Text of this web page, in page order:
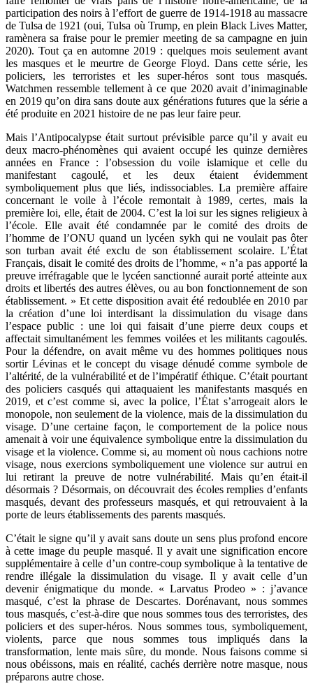
participation des noirs à l’effort de guerre de 1914-1918 au massacre
de Tulsa de 1921 (oui, Tulsa où Trump, en plein Black Lives Matter,
ramènera sa fraise pour le premier meeting de sa campagne en juin
2020). Tout ça en automne 2019 : quelques mois seulement avant
les masques et le meurtre de George Floyd. Dans cette série, les
policiers, les terroristes et les super-héros sont tous masqués.
Watchmen ressemble tellement à ce que 2020 avait d’inimaginable
en 2019 qu’on dira sans doute aux générations futures que la série a
été produite en 2021 histoire de ne pas leur faire peur.
Mais l’Antipocalypse était surtout prévisible parce qu’il y avait eu
deux macro-phénomènes qui avaient occupé les quinze dernières
années en France : l’obsession du voile islamique et celle du
manifestant cagoulé, et les deux étaient évidemment
symboliquement plus que liés, indissociables. La première affaire
concernant le voile à l’école remontait à 1989, certes, mais la
première loi, elle, était de 2004. C’est la loi sur les signes religieux à
l’école. Elle avait été condamnée par le comité des droits de
l’homme de l’ONU quand un lycéen sykh qui ne voulait pas ôter
son turban avait été exclu de son établissement scolaire. L’État
Français, disait le comité des droits de l’homme, « n’a pas apporté la
preuve irréfragable que le lycéen sanctionné aurait porté atteinte aux
droits et libertés des autres élèves, ou au bon fonctionnement de son
établissement. » Et cette disposition avait été redoublée en 2010 par
la création d’une loi interdisant la dissimulation du visage dans
l’espace public : une loi qui faisait d’une pierre deux coups et
affectait simultanément les femmes voilées et les militants cagoulés.
Pour la défendre, on avait même vu des hommes politiques nous
sortir Lévinas et le concept du visage dénudé comme symbole de
l’altérité, de la vulnérabilité et de l’impératif éthique. C’était pourtant
des policiers casqués qui attaquaient les manifestants masqués en
2019, et c’est comme si, avec la police, l’État s’arrogeait alors le
monopole, non seulement de la violence, mais de la dissimulation du
visage. D’une certaine façon, le comportement de la police nous
amenait à voir une équivalence symbolique entre la dissimulation du
visage et la violence. Comme si, au moment où nous cachions notre
visage, nous exercions symboliquement une violence sur autrui en
lui retirant la preuve de notre vulnérabilité. Mais qu’en était-il
désormais ? Désormais, on découvrait des écoles remplies d’enfants
masqués, devant des professeurs masqués, et qui retrouvaient à la
porte de leurs établissements des parents masqués.
C’était le signe qu’il y avait sans doute un sens plus profond encore
à cette image du peuple masqué. Il y avait une signification encore
supplémentaire à celle d’un contre-coup symbolique à la tentative de
rendre illégale la dissimulation du visage. Il y avait celle d’un
devenir énigmatique du monde. « Larvatus Prodeo » : j’avance
masqué, c’est la phrase de Descartes. Dorénavant, nous sommes
tous masqués, c’est-à-dire que nous sommes tous des terroristes, des
policiers et des super-héros. Nous sommes tous, symboliquement,
violents, parce que nous sommes tous impliqués dans la
transformation, lente mais sûre, du monde. Nous faisons comme si
nous obéissons, mais en réalité, cachés derrière notre masque, nous
préparons autre chose.